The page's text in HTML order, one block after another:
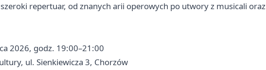
repertuar, od znanych arii operowych po utwory z musicali oraz
2026, godz. 19:00–21:00
ul. Sienkiewicza 3, Chorzów